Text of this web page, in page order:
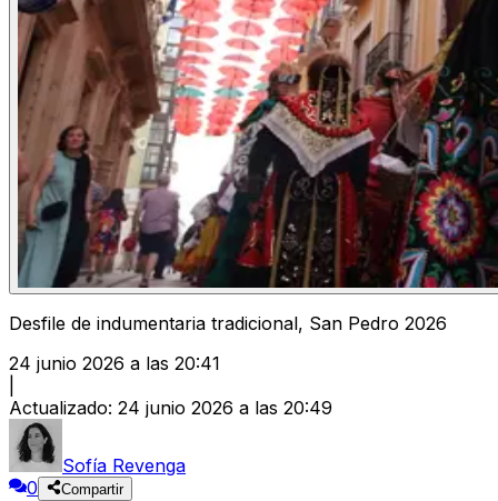
Desfile de indumentaria tradicional, San Pedro 2026
24 junio 2026 a las 20:41
Actualizado: 24 junio 2026 a las 20:49
Sofía Revenga
0
Compartir